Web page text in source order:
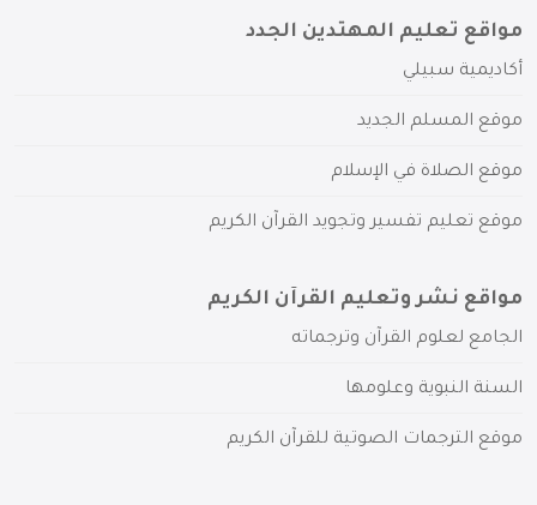
مواقع تعليم المهتدين الجدد
أكاديمية سبيلي
موقع المسلم الجديد
موقع الصلاة في الإسلام
موقع تعليم تفسير وتجويد القرآن الكريم
مواقع نشر وتعليم القرآن الكريم
الجامع لعلوم القرآن وترجماته
السنة النبوية وعلومها
موقع الترجمات الصوتية للقرآن الكريم